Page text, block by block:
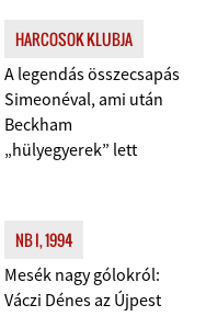
HARCOSOK KLUBJA
A legendás összecsapás
Simeonéval, ami után
Beckham
„hülyegyerek” lett
NB I, 1994
Mesék nagy gólokról:
Váczi Dénes az Újpest